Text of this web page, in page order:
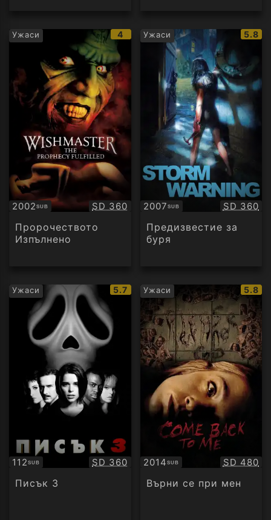
Ужаси
IMDb
рейтинг:
4
2002SUB
Субтитри Качество:
SD 360
Пророчеството
Изпълнено
Ужаси
IMDb
5.8
2007SUB
Субтитри SD 360
Предизвестие за
буря
Ужаси
IMDb
рейтинг:
5.7
112SUB
Субтитри Качество:
SD 360
Писък 3
Ужаси
IMDb
5.8
2014SUB
Субтитри SD 480
Върни се при мен